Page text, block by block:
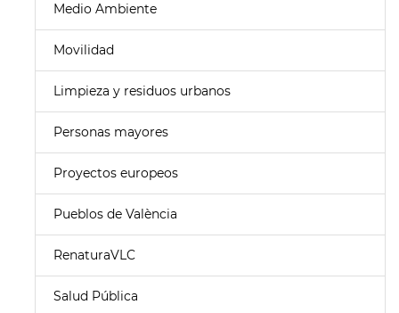
Medio Ambiente
Movilidad
Limpieza y residuos urbanos
Personas mayores
Proyectos europeos
Pueblos de València
RenaturaVLC
Salud Pública